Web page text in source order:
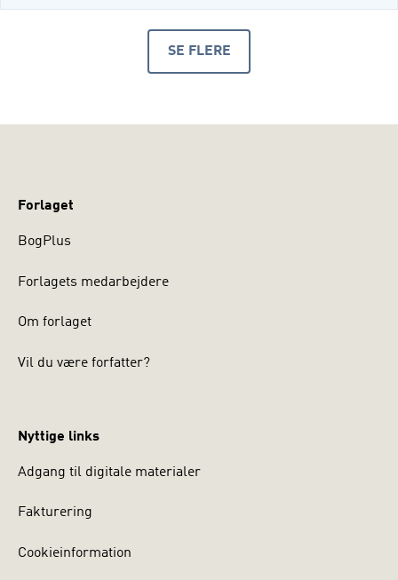
SE FLERE
Forlaget
BogPlus
Forlagets medarbejdere
Om forlaget
Vil du være forfatter?
Nyttige links
Adgang til digitale materialer
Fakturering
Cookieinformation